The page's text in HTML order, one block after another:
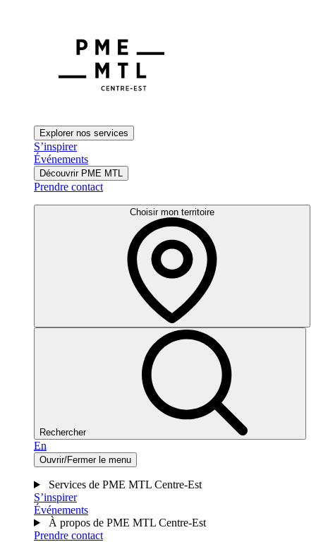
Explorer nos services
S’inspirer
Événements
Découvrir PME MTL
Prendre contact
Choisir mon territoire
Rechercher
En
Ouvrir/Fermer le menu
Services de PME MTL Centre-Est
S’inspirer
Événements
À propos de PME MTL Centre-Est
Prendre contact